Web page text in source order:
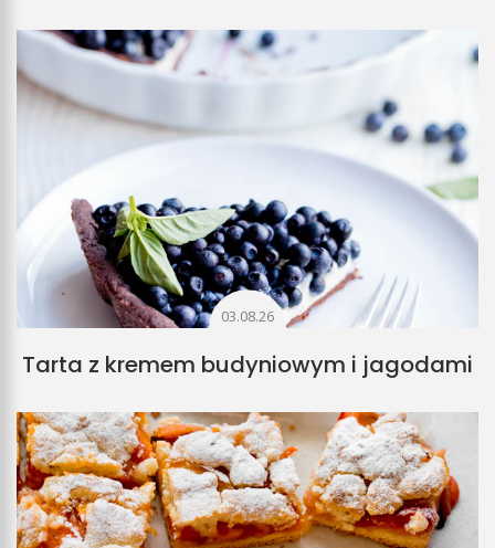
03.08.26
Tarta z kremem budyniowym i jagodami